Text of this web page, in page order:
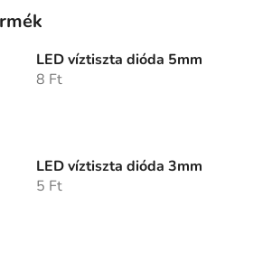
LED víztiszta dióda 5mm
8 Ft
LED víztiszta dióda 3mm
5 Ft